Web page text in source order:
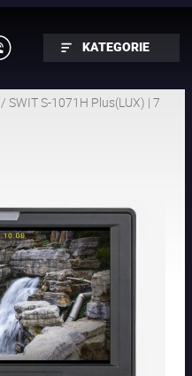
KATEGORIE
/ SWIT S-1071H Plus(LUX) | 7